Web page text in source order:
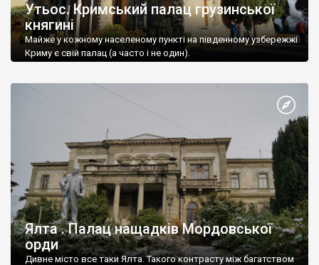
Утьос. Кримський палац грузинської
княгині
Майже у кожному населеному пункті на південному узбережжі
Криму є свій палац (а часто і не один).
Ялта . Палац нащадків Мордовської
орди
Дивне місто все таки Ялта. Такого контрасту між багатством